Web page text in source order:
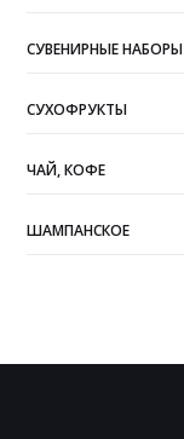
СУВЕНИРНЫЕ НАБОРЫ
СУХОФРУКТЫ
ЧАЙ, КОФЕ
ШАМПАНСКОЕ